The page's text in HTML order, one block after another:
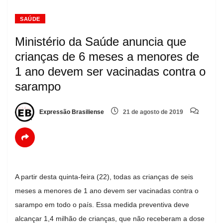
SAÚDE
Ministério da Saúde anuncia que
crianças de 6 meses a menores de
1 ano devem ser vacinadas contra o
sarampo
Expressão Brasiliense 21 de agosto de 2019
A partir desta quinta-feira (22), todas as crianças de seis
meses a menores de 1 ano devem ser vacinadas contra o
sarampo em todo o país. Essa medida preventiva deve
alcançar 1,4 milhão de crianças, que não receberam a dose